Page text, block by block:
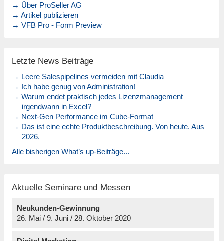
→ Über ProSeller AG
→ Artikel publizieren
→ VFB Pro - Form Preview
Letzte News Beiträge
→ Leere Salespipelines vermeiden mit Claudia
→ Ich habe genug von Administration!
→ Warum endet praktisch jedes Lizenzmanagement
irgendwann in Excel?
→ Next-Gen Performance im Cube-Format
→ Das ist eine echte Produktbeschreibung. Von heute. Aus
2026.
Alle bisherigen What’s up-Beiträge...
Aktuelle Seminare und Messen
Neukunden-Gewinnung
26. Mai / 9. Juni / 28. Oktober 2020